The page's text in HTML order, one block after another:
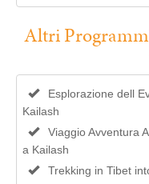
Altri
Esplorazione dell
Kailash
Viaggio Avventura
a Kailash
Trekking in Tibet